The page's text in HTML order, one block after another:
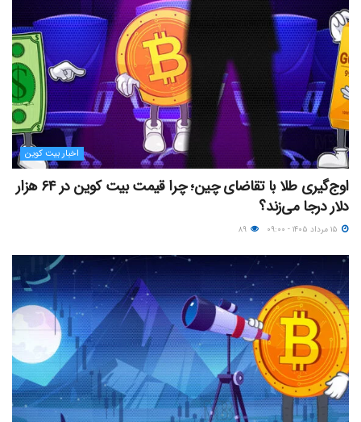
اخبار بیت کوین
اوج‌گیری طلا با تقاضای چین؛ چرا قیمت بیت کوین در ۶۴ هزار
دلار درجا می‌زند؟